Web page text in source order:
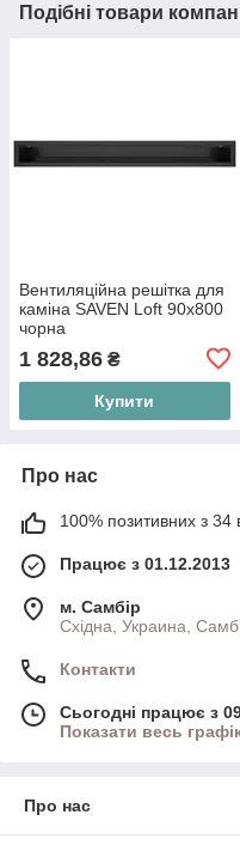
Подібні товари
Вентиляційна решітка для
каміна SAVEN Loft 90х800
чорна
1 828,86 ₴
Купити
Про нас
100% позитивних з 34
Працює з 01.12.2013
м. Самбір
Східна, Украина,
Контакти
Сьогодні працює з
Показати весь
Про нас